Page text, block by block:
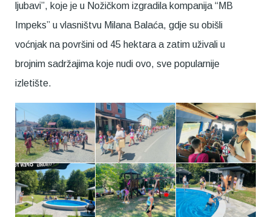
ljubavi”, koje je u Nožičkom izgradila kompanija “MB
Impeks” u vlasništvu Milana Balaća, gdje su obišli
voćnjak na površini od 45 hektara a zatim uživali u
brojnim sadržajima koje nudi ovo, sve popularnije
izletište.